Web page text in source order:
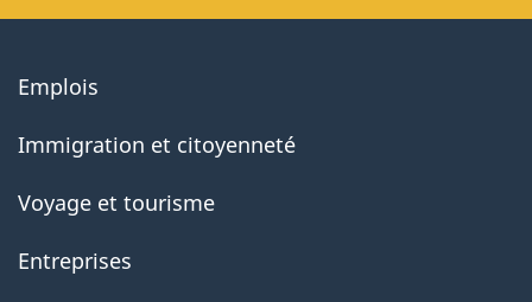
About
government
Emplois
Immigration et citoyenneté
Voyage et tourisme
Entreprises